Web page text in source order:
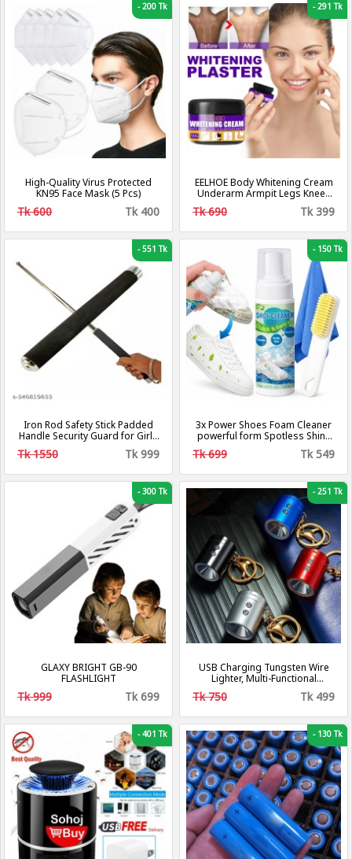
-200 Tk
High-Quality Virus Protected
KN95 Face Mask (5 Pcs)
Tk 600 Tk 400
-291 Tk
EELHOE Body Whitening Cream
Underarm Armpit Legs Knees
Dark Spot Cream Dark Skin
Brighten Moisturizing Intimate
Tk 690 Tk 399
-551 Tk
Iron Rod Safety Stick Padded
Handle Security Guard for Girls
Self Defense, Camping Hiking
Survival Retractable Stick,
Tactical Baton, Portable
Telescopic Defense Sticks Anti
Shock Retractable Stick
Tk 1550 Tk 999
-150 Tk
3x Power Shoes Foam Cleaner
powerful form Spotless Shine
Tk 699 Tk 549
-300 Tk
GLAXY BRIGHT GB-90
FLASHLIGHT
Tk 999 Tk 699
-251 Tk
USB Charging Tungsten Wire
Lighter, Multi-Functional
Portable Key Chain Pendant
Tk 750 Tk 499
-401 Tk -130 Tk